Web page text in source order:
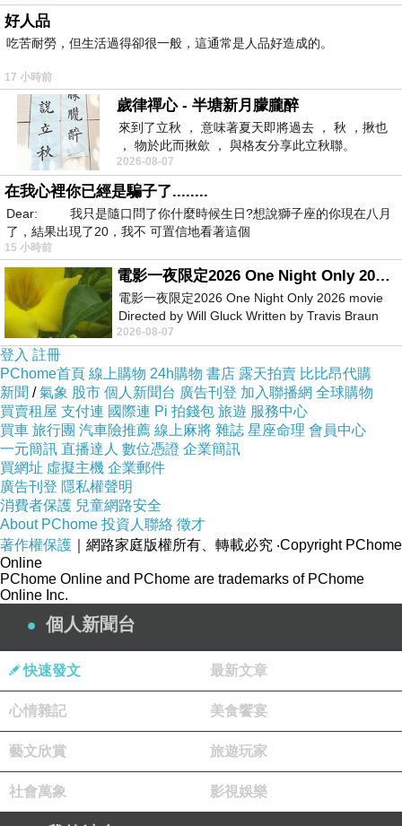
上一篇： 絕命直播 現場直播 Line of Duty 2019
下一篇：
新聞台Blog小天使
2019-12-26 12:17:10
親愛的台長︰
恭喜您！此篇文章極為優質，獲選為本日哈燒
文章，將會出現在新聞台首頁哈燒文章區塊輪播。
請您繼續保持每日撰寫文章的好習慣，期待您提供
讀者更多精采的內容，加油！
好人品
吃苦耐勞，但生活過得卻很一般，這通常是人品好造成的。
17 小時前
歲律禪心 - 半塘新月朦朧醉
來到了立秋 ， 意味著夏天即將過去 ， 秋 ，揪也
， 物於此而揪歛 ， 與格友分享此立秋聯。
2026-08-07
在我心裡你已經是騙子了........
Dear: 我只是隨口問了你什麼時候生日?想說獅子座的你現在八月
了，結果出現了20，我不 可置信地看著這個
15 小時前
電影一夜限定2026 One Night Only 2026 movie
電影一夜限定2026 One Night Only 2026 movie
Directed by Will Gluck Written by Travis Braun
Starring Monica Barbaro
2026-08-07
登入 註冊
PChome首頁 線上購物 24h購物 書店 露天拍賣 比比昂代購
新聞 /氣象 股市 個人新聞台 廣告刊登 加入聯播網 全球購物
買賣租屋 支付連 國際連 Pi 拍錢包 旅遊 服務中心
買車 旅行團 汽車險推薦 線上麻將 雜誌 星座命理 會員中心
一元簡訊 直播達人 數位憑證 企業簡訊
買網址 虛擬主機 企業郵件
廣告刊登 隱私權聲明
消費者保護 兒童網路安全
About PChome 投資人聯絡 徵才
著作權保護 ｜網路家庭版權所有、轉載必究 ‧Copyright PChome
Online
PChome Online and PChome are trademarks of PChome
Online Inc.
個人新聞台
快速發文 最新文章
心情雜記 美食饗宴
藝文欣賞 旅遊玩家
社會萬象 影視娛樂